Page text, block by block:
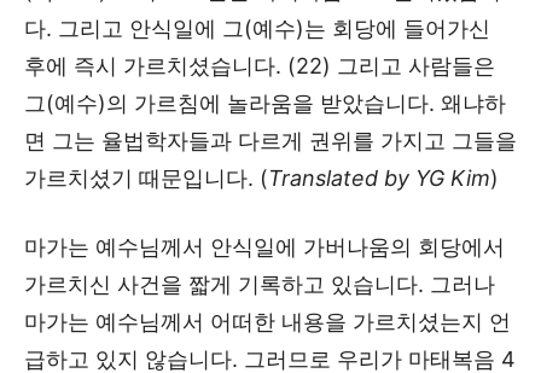
다. 그리고 안식일에 그(예수)는 회당에 들어가신
후에 즉시 가르치셨습니다. (22) 그리고 사람들은
그(예수)의 가르침에 놀라움을 받았습니다. 왜냐하
면 그는 율법학자들과 다르게 권위를 가지고 그들을
가르치셨기 때문입니다. (Translated by YG Kim)
마가는 예수님께서 안식일에 가버나움의 회당에서
가르치신 사건을 짧게 기록하고 있습니다. 그러나
마가는 예수님께서 어떠한 내용을 가르치셨는지 언
급하고 있지 않습니다. 그러므로 우리가 마태복음 4